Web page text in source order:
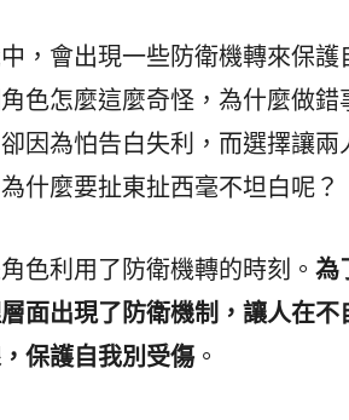
，會出現一些防衛機轉來保
色怎麼這麼奇怪，為什麼做
因為怕告白失利，而選擇讓
什麼要扯東扯西毫不坦白呢？
色利用了防衛機轉的時刻。為
面出現了防衛機制，讓人在
保護自我別受傷。